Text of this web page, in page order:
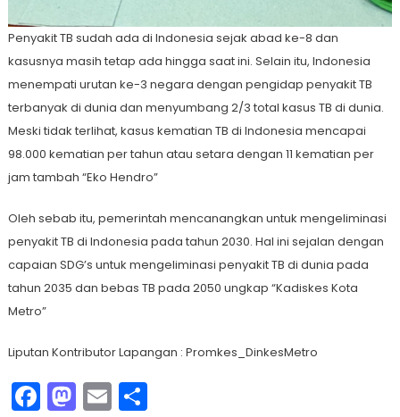
Penyakit TB sudah ada di Indonesia sejak abad ke-8 dan
kasusnya masih tetap ada hingga saat ini. Selain itu, Indonesia
menempati urutan ke-3 negara dengan pengidap penyakit TB
terbanyak di dunia dan menyumbang 2/3 total kasus TB di dunia.
Meski tidak terlihat, kasus kematian TB di Indonesia mencapai
98.000 kematian per tahun atau setara dengan 11 kematian per
jam tambah “Eko Hendro”
Oleh sebab itu, pemerintah mencanangkan untuk mengeliminasi
penyakit TB di Indonesia pada tahun 2030. Hal ini sejalan dengan
capaian SDG’s untuk mengeliminasi penyakit TB di dunia pada
tahun 2035 dan bebas TB pada 2050 ungkap “Kadiskes Kota
Metro”
Liputan Kontributor Lapangan : Promkes_DinkesMetro
Facebook
Mastodon
EmailShare